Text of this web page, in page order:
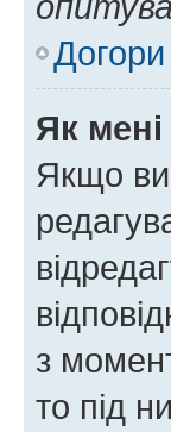
Догори
Як
Якщо
з
то під